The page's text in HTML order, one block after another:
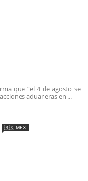
que “el 4 de agosto se
aduaneras en ...
🇲🇽 MEX